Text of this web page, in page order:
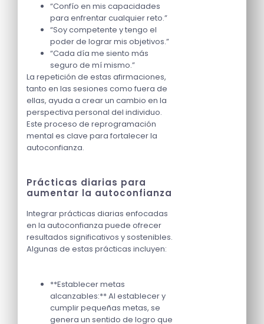
“Confío en mis capacidades
para enfrentar cualquier reto.”
“Soy competente y tengo el
poder de lograr mis objetivos.”
“Cada día me siento más
seguro de mí mismo.”
La repetición de estas afirmaciones,
tanto en las sesiones como fuera de
ellas, ayuda a crear un cambio en la
perspectiva personal del individuo.
Este proceso de reprogramación
mental es clave para fortalecer la
autoconfianza.
Prácticas diarias para
aumentar la autoconfianza
Integrar prácticas diarias enfocadas
en la autoconfianza puede ofrecer
resultados significativos y sostenibles.
Algunas de estas prácticas incluyen:
**Establecer metas
alcanzables:** Al establecer y
cumplir pequeñas metas, se
genera un sentido de logro que